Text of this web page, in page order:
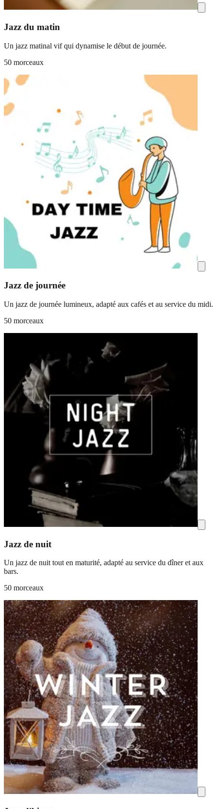
Jazz du matin
Un jazz matinal vif qui dynamise le début de journée.
50 morceaux
Jazz de journée
Un jazz de journée lumineux, adapté aux cafés et au service du midi.
50 morceaux
Jazz de nuit
Un jazz de nuit tout en maturité, adapté au service du dîner et aux
bars.
50 morceaux